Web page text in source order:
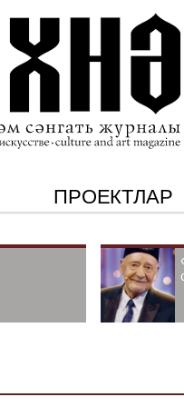
ПРОЕКТЛАР